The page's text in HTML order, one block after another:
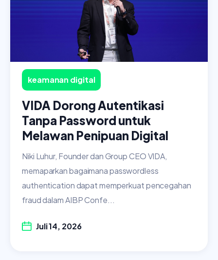
keamanan digital
VIDA Dorong Autentikasi
Tanpa Password untuk
Melawan Penipuan Digital
Niki Luhur, Founder dan Group CEO VIDA,
memaparkan bagaimana passwordless
authentication dapat memperkuat pencegahan
fraud dalam AIBP Confe...
Juli 14, 2026